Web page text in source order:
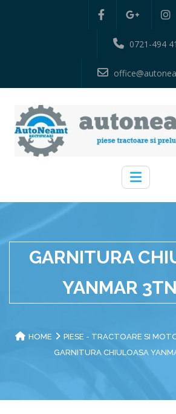
0721-494
GARNITURA
YANMAR
HOME
PIESE - TRACTOARE SI
GARNITURA CHIULOASA